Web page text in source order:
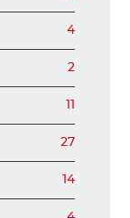
4
2
11
27
14